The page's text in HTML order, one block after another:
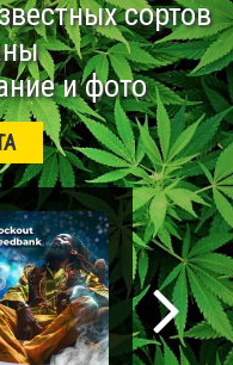
сортов
и фото